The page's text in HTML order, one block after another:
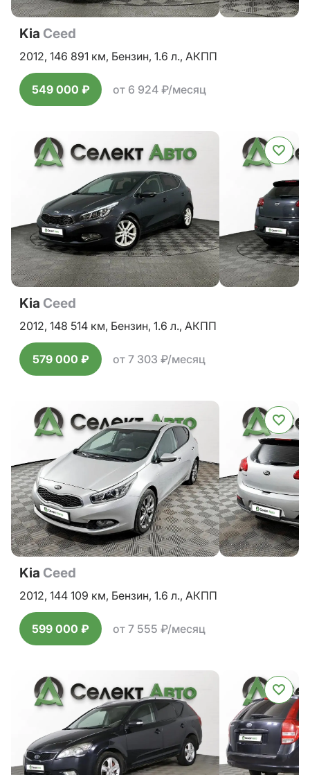
Kia Ceed
2012, 146 891 км, Бензин, 1.6 л., АКПП
549 000 ₽ от 6 924 ₽/месяц
Kia Ceed
2012, 148 514 км, Бензин, 1.6 л., АКПП
579 000 ₽ от 7 303 ₽/месяц
Kia Ceed
2012, 144 109 км, Бензин, 1.6 л., АКПП
599 000 ₽ от 7 555 ₽/месяц